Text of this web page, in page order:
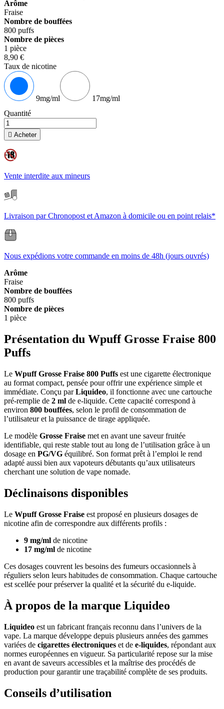
Arôme
Fraise
Nombre de bouffées
800 puffs
Nombre de pièces
1 pièce
8,90 €
Taux de nicotine
9mg/ml
17mg/ml
Quantité
 Acheter
Vente interdite aux mineurs
Livraison par Chronopost et Amazon à domicile ou en point relais*
Nous expédions votre commande en moins de 48h (jours ouvrés)
Arôme
Fraise
Nombre de bouffées
800 puffs
Nombre de pièces
1 pièce
Présentation du Wpuff Grosse Fraise 800
Puffs
Le Wpuff Grosse Fraise 800 Puffs est une cigarette électronique
au format compact, pensée pour offrir une expérience simple et
immédiate. Conçu parLiquideo, il fonctionne avec une cartouche
pré-remplie de 2 ml de e-liquide. Cette capacité correspond à
environ 800 bouffées, selon le profil de consommation de
l’utilisateur et la puissance de tirage appliquée.
Le modèle Grosse Fraise met en avant une saveur fruitée
identifiable, qui reste stable tout au long de l’utilisation grâce à un
dosage en PG/VG équilibré. Son format prêt à l’emploi le rend
adapté aussi bien aux vapoteurs débutants qu’aux utilisateurs
cherchant une solution de vape nomade.
Déclinaisons disponibles
Le Wpuff Grosse Fraise est proposé en plusieurs dosages de
nicotine afin de correspondre aux différents profils :
9 mg/ml de nicotine
17 mg/ml de nicotine
Ces dosages couvrent les besoins des fumeurs occasionnels à
réguliers selon leurs habitudes de consommation. Chaque cartouche
est scellée pour préserver la qualité et la sécurité du e-liquide.
À propos de la marque Liquideo
Liquideo est un fabricant français reconnu dans l’univers de la
vape. La marque développe depuis plusieurs années des gammes
variées de cigarettes électroniques et de e-liquides, répondant aux
normes européennes en vigueur. Sa particularité repose sur la mise
en avant de saveurs accessibles et la maîtrise des procédés de
production pour garantir une traçabilité complète de ses produits.
Conseils d’utilisation